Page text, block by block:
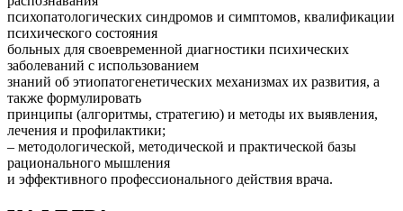
психопатологических синдромов и симптомов, квалификации
психического состояния
больных для своевременной диагностики психических
заболеваний с использованием
знаний об этиопатогенетических механизмах их развития, а
также формулировать
принципы (алгоритмы, стратегию) и методы их выявления,
лечения и профилактики;
– методологической, методической и практической базы
рационального мышления
и эффективного профессионального действия врача.